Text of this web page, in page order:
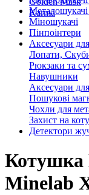
Karma
Міношукачі
Пінпоінтери
Аксесуари
Лопати,
Рюкзаки та
Навушники
Аксесуари
Пошукові
Чохли для
Захист на
Детектори
Котушка
Minelab